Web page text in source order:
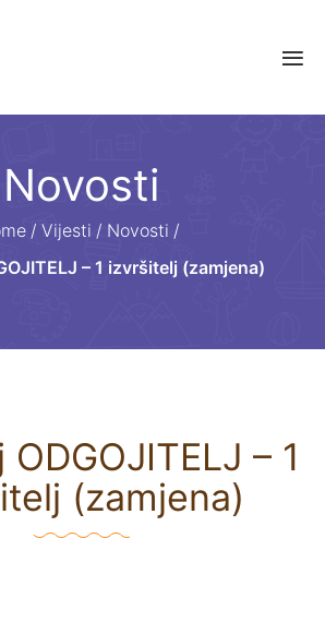
Novosti
/ Vijesti / Novosti /
– 1 izvršitelj (zamjena)
– 1
(zamjena)